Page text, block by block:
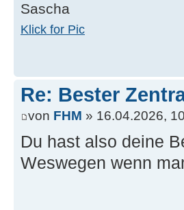
Sascha
Klick for Pic
Re: Bester
von FHM » 16.04.2026,
Du hast also deine
Weswegen wenn